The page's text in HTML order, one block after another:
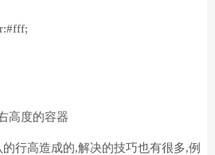
高度的容器
行高造成的,解决的技巧也有很多,例